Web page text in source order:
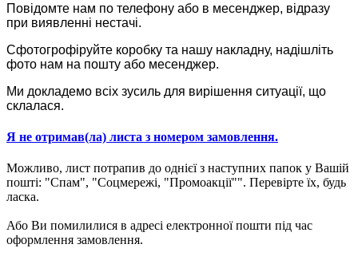
Повідомте нам по телефону або в месенджер, відразу
при виявленні нестачі.
Сфотогрофіруйте коробку та нашу накладну, надішліть
фото нам на пошту або месенджер.
Ми докладемо всіх зусиль для вирішення ситуації, що
склалася.
Я не отримав(ла) листа з номером замовлення.
Можливо, лист потрапив до однієї з наступних папок у Вашій
пошті: "Спам", "Соцмережі, "Промоакції"". Перевірте їх, будь
ласка.
Або Ви помилилися в адресі електронної пошти під час
оформлення замовлення.